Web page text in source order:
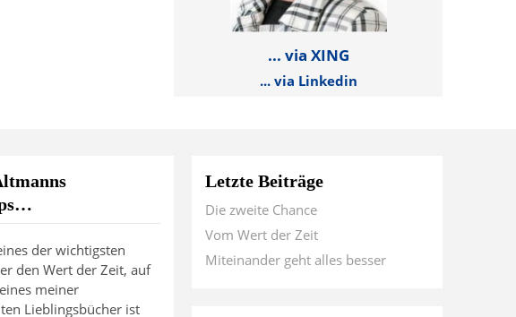
... via XING
... via Linkedin
der wichtigsten
den Wert der Zeit, auf
meiner
Lieblingsbücher ist
Letzte Beiträge
Die zweite Chance
Vom Wert der Zeit
Miteinander geht alles besser